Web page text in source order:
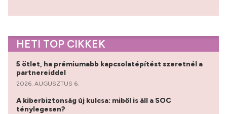
HETI TOP CIKKEK
5 ötlet, ha prémiumabb kapcsolatépítést szeretnél a
partnereiddel
2026. AUGUSZTUS 6.
A kiberbiztonság új kulcsa: miből is áll a SOC
ténylegesen?